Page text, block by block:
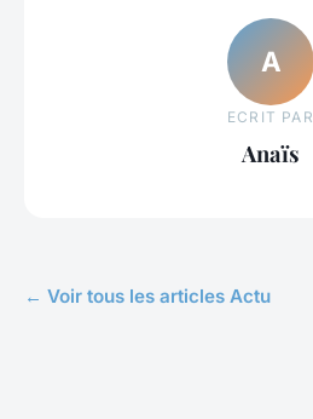
A
ECRIT PAR
Anaïs
← Voir tous les articles Actu